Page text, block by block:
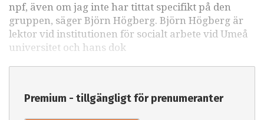
npf, även om jag inte har tittat specifikt på den
gruppen, säger Björn Högberg. Björn Högberg är
lektor vid institutionen för socialt arbete vid Umeå
universitet och hans dok
Premium - tillgängligt för prenumeranter